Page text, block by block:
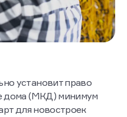
установит право
дома (МКД) минимум